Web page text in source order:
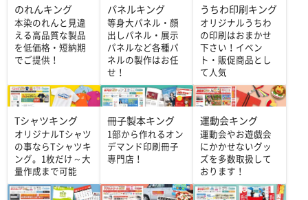
のれんキング
本染のれんと見違
える高品質な製品
を低価格・短納期
でご提供！
パネルキング
等身大パネル・顔
出しパネル・展示
パネルなど各種パ
ネルの製作はお任
せ！
うちわ印刷キング
オリジナルうちわ
の印刷はおまかせ
下さい！イベン
ト・販促商品とし
て人気
Tシャツキング
オリジナルTシャツ
の事ならTシャツキ
ング。1枚だけ～大
量作成まで可能
冊子製本キング
1部から作れるオン
デマンド印刷冊子
専門店！
運動会キング
運動会やお遊戯会
にかかせないグッ
ズを多数取扱して
おります！